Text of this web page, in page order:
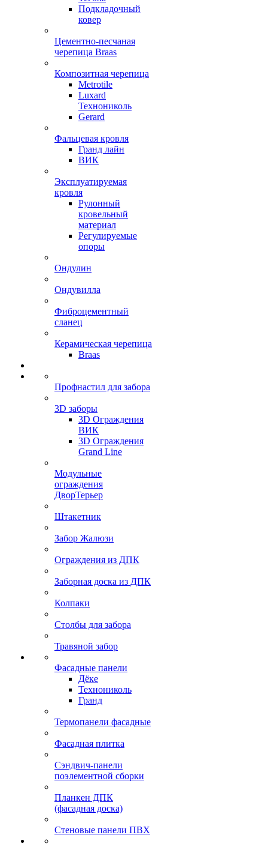
Подкладочный
ковер
Цементно-песчаная
черепица Braas
Композитная черепица
Metrotile
Luxard
Технониколь
Gerard
Фальцевая кровля
Гранд лайн
ВИК
Эксплуатируемая
кровля
Рулонный
кровельный
материал
Регулируемые
опоры
Ондулин
Ондувилла
Фиброцементный
сланец
Керамическая черепица
Braas
Профнастил для забора
3D заборы
3D Ограждения
ВИК
3D Ограждения
Grand Line
Модульные
ограждения
ДворТерьер
Штакетник
Забор Жалюзи
Ограждения из ДПК
Заборная доска из ДПК
Колпаки
Столбы для забора
Травяной забор
Фасадные панели
Дёке
Технониколь
Гранд
Термопанели фасадные
Фасадная плитка
Сэндвич-панели
поэлементной сборки
Планкен ДПК
(фасадная доска)
Стеновые панели ПВХ